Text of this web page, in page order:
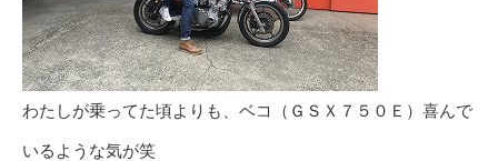
わたしが乗ってた頃よりも、ベコ（ＧＳＸ７５０Ｅ）喜んで
いるような気が笑